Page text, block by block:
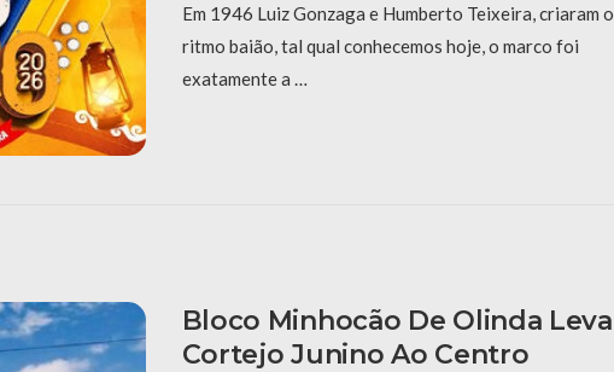
Em 1946 Luiz Gonzaga e Humberto Teixeira, criaram o
ritmo baião, tal qual conhecemos hoje, o marco foi
exatamente a …
Bloco Minhocão De Olinda Leva
Cortejo Junino Ao Centro